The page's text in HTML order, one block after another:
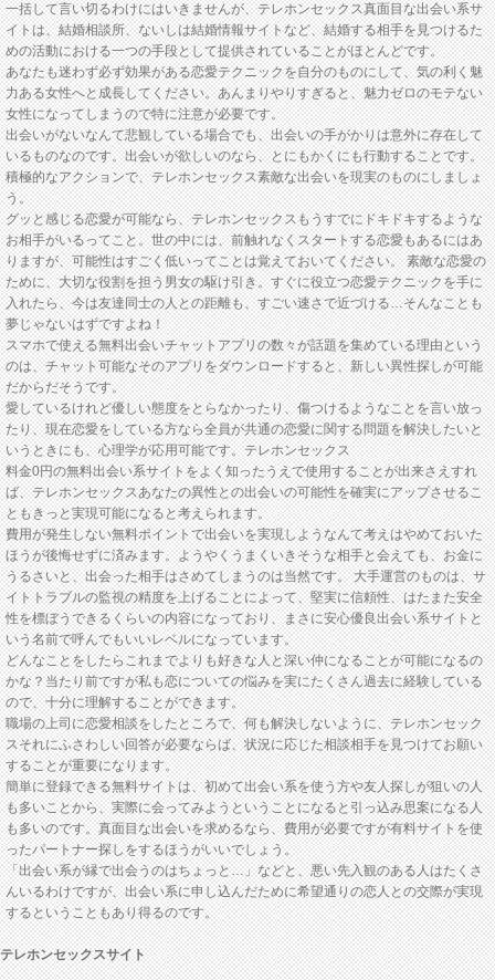
一括して言い切るわけにはいきませんが、テレホンセックス真面目な出会い系サ
イトは、結婚相談所、ないしは結婚情報サイトなど、結婚する相手を見つけるた
めの活動における一つの手段として提供されていることがほとんどです。
あなたも迷わず必ず効果がある恋愛テクニックを自分のものにして、気の利く魅
力ある女性へと成長してください。あんまりやりすぎると、魅力ゼロのモテない
女性になってしまうので特に注意が必要です。
出会いがないなんて悲観している場合でも、出会いの手がかりは意外に存在して
いるものなのです。出会いが欲しいのなら、とにもかくにも行動することです。
積極的なアクションで、テレホンセックス素敵な出会いを現実のものにしましょ
う。
グッと感じる恋愛が可能なら、テレホンセックスもうすでにドキドキするような
お相手がいるってこと。世の中には、前触れなくスタートする恋愛もあるにはあ
りますが、可能性はすごく低いってことは覚えておいてください。 素敵な恋愛の
ために、大切な役割を担う男女の駆け引き。すぐに役立つ恋愛テクニックを手に
入れたら、今は友達同士の人との距離も、すごい速さで近づける…そんなことも
夢じゃないはずですよね！
スマホで使える無料出会いチャットアプリの数々が話題を集めている理由という
のは、チャット可能なそのアプリをダウンロードすると、新しい異性探しが可能
だからだそうです。
愛しているけれど優しい態度をとらなかったり、傷つけるようなことを言い放っ
たり、現在恋愛をしている方なら全員が共通の恋愛に関する問題を解決したいと
いうときにも、心理学が応用可能です。テレホンセックス
料金0円の無料出会い系サイトをよく知ったうえで使用することが出来さえすれ
ば、テレホンセックスあなたの異性との出会いの可能性を確実にアップさせるこ
ともきっと実現可能になると考えられます。
費用が発生しない無料ポイントで出会いを実現しようなんて考えはやめておいた
ほうが後悔せずに済みます。ようやくうまくいきそうな相手と会えても、お金に
うるさいと、出会った相手はさめてしまうのは当然です。 大手運営のものは、サ
イトトラブルの監視の精度を上げることによって、堅実に信頼性、はたまた安全
性を標ぼうできるくらいの内容になっており、まさに安心優良出会い系サイトと
いう名前で呼んでもいいレベルになっています。
どんなことをしたらこれまでよりも好きな人と深い仲になることが可能になるの
かな？当たり前ですが私も恋についての悩みを実にたくさん過去に経験している
ので、十分に理解することができます。
職場の上司に恋愛相談をしたところで、何も解決しないように、テレホンセック
スそれにふさわしい回答が必要ならば、状況に応じた相談相手を見つけてお願い
することが重要になります。
簡単に登録できる無料サイトは、初めて出会い系を使う方や友人探しが狙いの人
も多いことから、実際に会ってみようということになると引っ込み思案になる人
も多いのです。真面目な出会いを求めるなら、費用が必要ですが有料サイトを使
ったパートナー探しをするほうがいいでしょう。
「出会い系が縁で出会うのはちょっと…」などと、悪い先入観のある人はたくさ
んいるわけですが、出会い系に申し込んだために希望通りの恋人との交際が実現
するということもあり得るのです。
テレホンセックスサイト